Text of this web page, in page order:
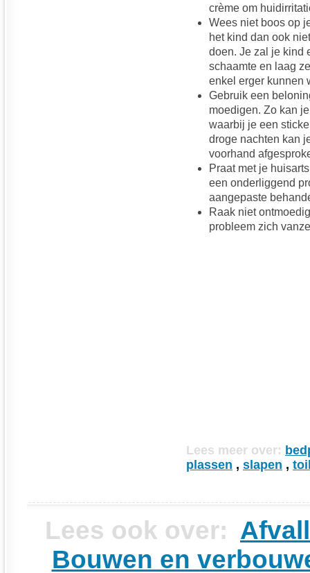
crème om
Wees niet boos op
het kind dan ook
doen. Je zal je kind
schaamte en laag
enkel erger kunnen
Gebruik een
moedigen. Zo kan
waarbij je een
droge nachten kan
voorhand
Praat met je
een onderliggend
aangepaste
Raak niet
probleem zich
Lees meer over:
plassen , slapen ,
Lees ook over:
Bouwen en